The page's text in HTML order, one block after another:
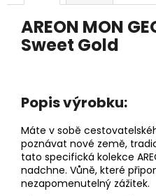
AREON MON
Sweet Gold
Popis výrobku:
Máte v sobě
poznávat nové země,
tato specifická kolekce
nadchne. Vůně, které
nezapomenutelný zážitek.
e
DĚTSKÁ
KIDS
FUN
119
Kč